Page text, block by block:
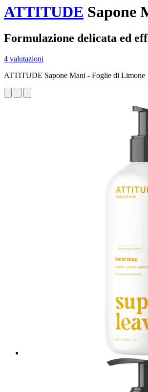
ATTITUDE Sapone
Formulazione delicata ed
4 valutazioni
ATTITUDE Sapone Mani - Foglie di Limone